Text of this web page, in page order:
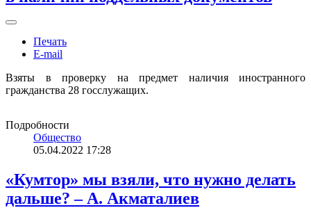
Печать
E-mail
Взяты в проверку на предмет наличия иностранного
гражданства 28 госслужащих.
Подробности
Общество
05.04.2022 17:28
«Кумтор» мы взяли, что нужно делать
дальше? – А. Акматалиев